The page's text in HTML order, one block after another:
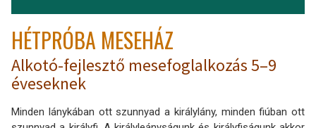
HÉTPRÓBA MESEHÁZ
Alkotó-fejlesztő mesefoglalkozás 5–9
éveseknek
Minden lánykában ott szunnyad a királylány, minden fiúban ott